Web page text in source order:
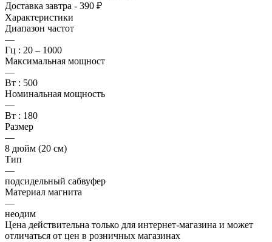
Доставка завтра - 390 ₽
Характеристики
Диапазон частот
—
Гц : 20 – 1000
Максимальная мощност
—
Вт : 500
Номинальная мощность
—
Вт : 180
Размер
—
8 дюйм (20 см)
Тип
—
подсидельный сабвуфер
Материал магнита
—
неодим
Цена действительна только для интернет-магазина и может
отличаться от цен в розничных магазинах